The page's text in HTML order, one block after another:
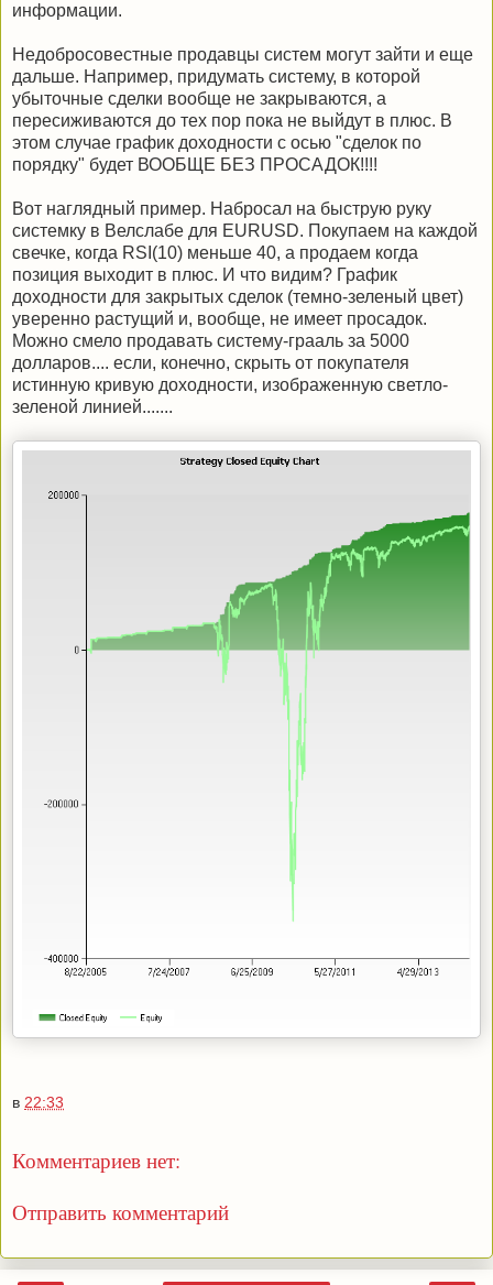
информации.
Недобросовестные продавцы систем могут зайти и еще
дальше. Например, придумать систему, в которой
убыточные сделки вообще не закрываются, а
пересиживаются до тех пор пока не выйдут в плюс. В
этом случае график доходности с осью "сделок по
порядку" будет ВООБЩЕ БЕЗ ПРОСАДОК!!!!
Вот наглядный пример. Набросал на быструю руку
системку в Велслабе для EURUSD. Покупаем на каждой
свечке, когда RSI(10) меньше 40, а продаем когда
позиция выходит в плюс. И что видим? График
доходности для закрытых сделок (темно-зеленый цвет)
уверенно растущий и, вообще, не имеет просадок.
Можно смело продавать систему-грааль за 5000
долларов.... если, конечно, скрыть от покупателя
истинную кривую доходности, изображенную светло-
зеленой линией.......
в 22:33
Комментариев нет:
Отправить комментарий